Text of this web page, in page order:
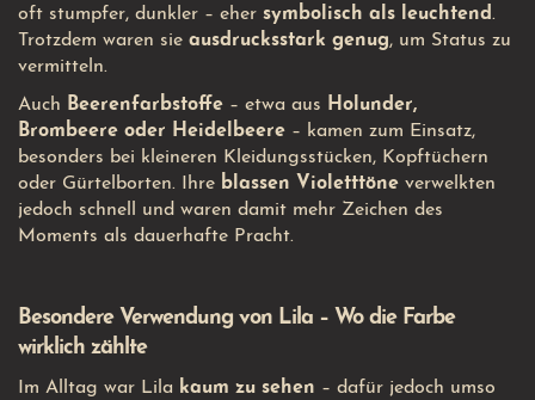
oft stumpfer, dunkler – eher symbolisch als leuchtend.
Trotzdem waren sie ausdrucksstark genug, um Status zu
vermitteln.
Auch Beerenfarbstoffe – etwa aus Holunder,
Brombeere oder Heidelbeere – kamen zum Einsatz,
besonders bei kleineren Kleidungsstücken, Kopftüchern
oder Gürtelborten. Ihre blassen Violetttöne verwelkten
jedoch schnell und waren damit mehr Zeichen des
Moments als dauerhafte Pracht.
Besondere Verwendung von Lila – Wo die Farbe
wirklich zählte
Im Alltag war Lila kaum zu sehen – dafür jedoch umso